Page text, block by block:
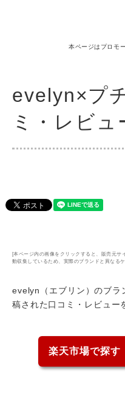
本ページはプロモ
evelyn×プ
ミ・レビュ
[本ページ内の画像をクリックすると、販売元サ
動収集しているため、実際のブランドと異なる
evelyn（エブリン）のブラ
稿された口コミ・レビュー
楽天市場で探す